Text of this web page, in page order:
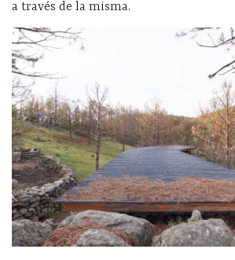
a través de la misma.